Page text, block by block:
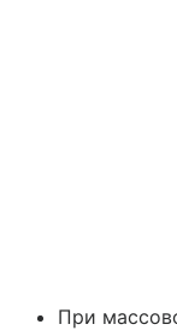
При